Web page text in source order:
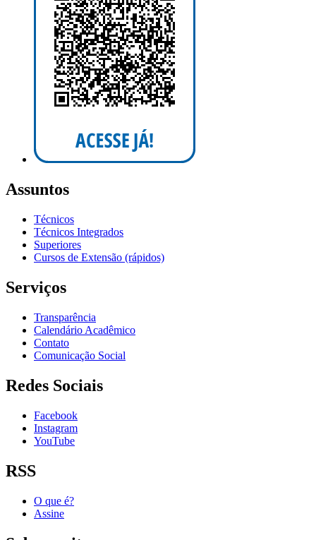
Assuntos
Técnicos
Técnicos Integrados
Superiores
Cursos de Extensão (rápidos)
Serviços
Transparência
Calendário Acadêmico
Contato
Comunicação Social
Redes Sociais
Facebook
Instagram
YouTube
RSS
O que é?
Assine